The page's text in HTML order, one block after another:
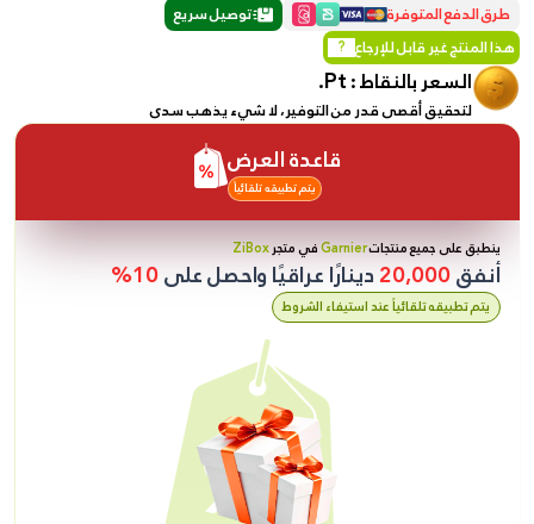
طرق الدفع المتوفرة
توصيل سريع
هذا المنتج غير قابل للإرجاع ?
السعر بالنقاط :Pt.
لتحقيق أقصى قدر من التوفير، لا شيء يذهب سدى
قاعدة العرض
يتم تطبيقه تلقائياً
ينطبق على جميع منتجاتGarnierفي متجرZiBox
أنفق20,000دينارًا عراقيًا واحصل على10%
يتم تطبيقه تلقائياً عند استيفاء الشروط